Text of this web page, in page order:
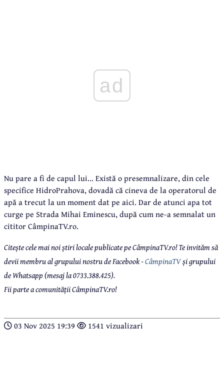
ad
Nu pare a fi de capul lui... Există o presemnalizare, din cele
specifice HidroPrahova, dovadă că cineva de la operatorul de
apă a trecut la un moment dat pe aici. Dar de atunci apa tot
curge pe Strada Mihai Eminescu, după cum ne-a semnalat un
cititor CâmpinaTV.ro.
Citește cele mai noi știri locale publicate pe CâmpinaTV.ro! Te invităm să
devii membru al grupului nostru de Facebook -CâmpinaTVși grupului
de Whatsapp (mesaj la 0733.388.425).
Fii parte a comunității CâmpinaTV.ro!
03 Nov 2025 19:39 1541 vizualizari